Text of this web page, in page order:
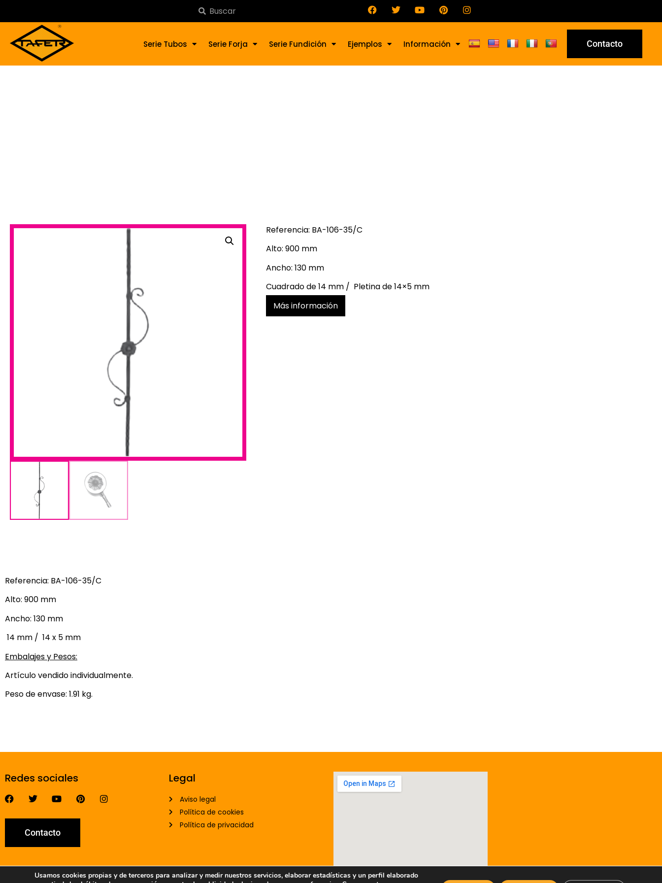
Serie Tubos Serie Forja Serie Fundición Ejemplos Información Contacto
Referencia: BA-106-35/C
Alto: 900 mm
Ancho: 130 mm
Cuadrado de 14 mm / Pletina de 14×5 mm
Más información
Referencia: BA-106-35/C
Alto: 900 mm
Ancho: 130 mm
14 mm / 14 x 5 mm
Embalajes y Pesos:
Artículo vendido individualmente.
Peso de envase: 1.91 kg.
Redes sociales
Contacto
Legal
Aviso legal
Política de cookies
Política de privacidad
Usamos cookies propias y de terceros para analizar y medir nuestros servicios, elaborar estadísticas y un perfil elaborado